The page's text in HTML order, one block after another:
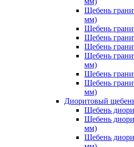
Щебень
мм)
Щебень
Щебень
Щебень
Щебень
мм)
Щебень
Щебень
мм)
Диоритовый
Щебень
Щебень
мм)
Щебень